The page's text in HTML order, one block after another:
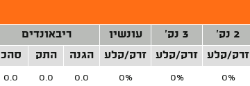
2 נק' 3 נק' עונשין ריבאונדים
זרק/קלע זרק/קלע זרק/קלע הגנה התק סהכ
0%
0%
0%
0.0
0.0
0.0